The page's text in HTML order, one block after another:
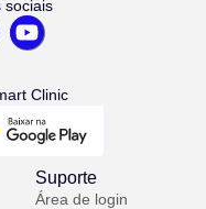
sociais
Clinic
Suporte
Área de login